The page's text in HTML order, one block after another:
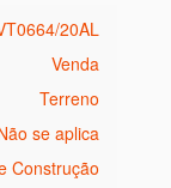
20AL
Venda
Terreno
se aplica
Construção